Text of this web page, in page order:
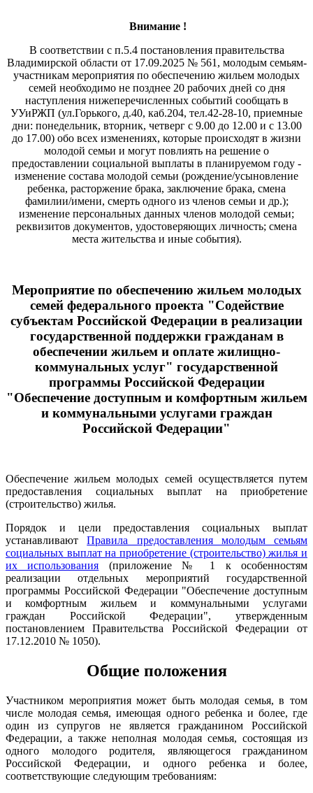
Внимание !
В соответствии с п.5.4 постановления правительства
Владимирской области от 17.09.2025 № 561, молодым семьям-
участникам мероприятия по обеспечению жильем молодых
семей необходимо не позднее 20 рабочих дней со дня
наступления нижеперечисленных событий сообщать в
УУиРЖП (ул.Горького, д.40, каб.204, тел.42-28-10, приемные
дни: понедельник, вторник, четверг с 9.00 до 12.00 и с 13.00
до 17.00) обо всех изменениях, которые происходят в жизни
молодой семьи и могут повлиять на решение о
предоставлении социальной выплаты в планируемом году -
изменение состава молодой семьи (рождение/усыновление
ребенка, расторжение брака, заключение брака, смена
фамилии/имени, смерть одного из членов семьи и др.);
изменение персональных данных членов молодой семьи;
реквизитов документов, удостоверяющих личность; смена
места жительства и иные события).
Мероприятие по обеспечению жильем молодых
семей федерального проекта "Содействие
субъектам Российской Федерации в реализации
государственной поддержки гражданам в
обеспечении жильем и оплате жилищно-
коммунальных услуг" государственной
программы Российской Федерации
"Обеспечение доступным и комфортным жильем
и коммунальными услугами граждан
Российской Федерации"
Обеспечение жильем молодых семей осуществляется путем
предоставления социальных выплат на приобретение
(строительство) жилья.
Порядок и цели предоставления социальных выплат
устанавливаютПравила предоставления молодым семьям
социальных выплат на приобретение (строительство) жилья и
их использования (приложение № 1 к особенностям
реализации отдельных мероприятий государственной
программы Российской Федерации "Обеспечение доступным
и комфортным жильем и коммунальными услугами
граждан Российской Федерации", утвержденным
постановлением Правительства Российской Федерации от
17.12.2010 № 1050).
Общие положения
Участником мероприятия может быть молодая семья, в том
числе молодая семья, имеющая одного ребенка и более, где
один из супругов не является гражданином Российской
Федерации, а также неполная молодая семья, состоящая из
одного молодого родителя, являющегося гражданином
Российской Федерации, и одного ребенка и более,
соответствующие следующим требованиям: